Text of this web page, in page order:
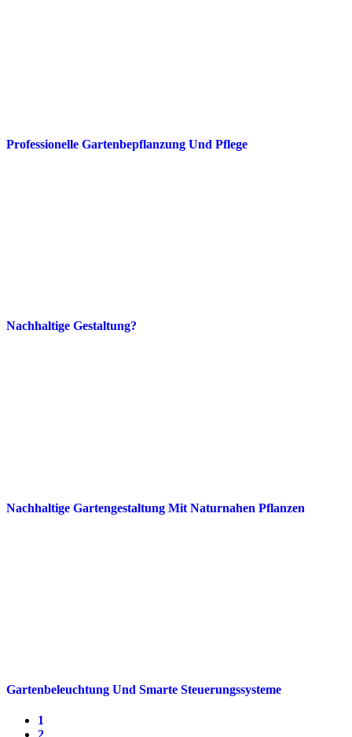
Professionelle Gartenbepflanzung Und Pflege
Nachhaltige Gestaltung?
Nachhaltige Gartengestaltung Mit Naturnahen Pflanzen
Gartenbeleuchtung Und Smarte Steuerungssysteme
1